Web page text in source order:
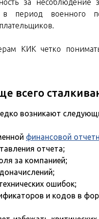
за
период военного
КИК четко
всего
возникают
финансовой
отчета;
за компанией;
ошибок;
и кодов в